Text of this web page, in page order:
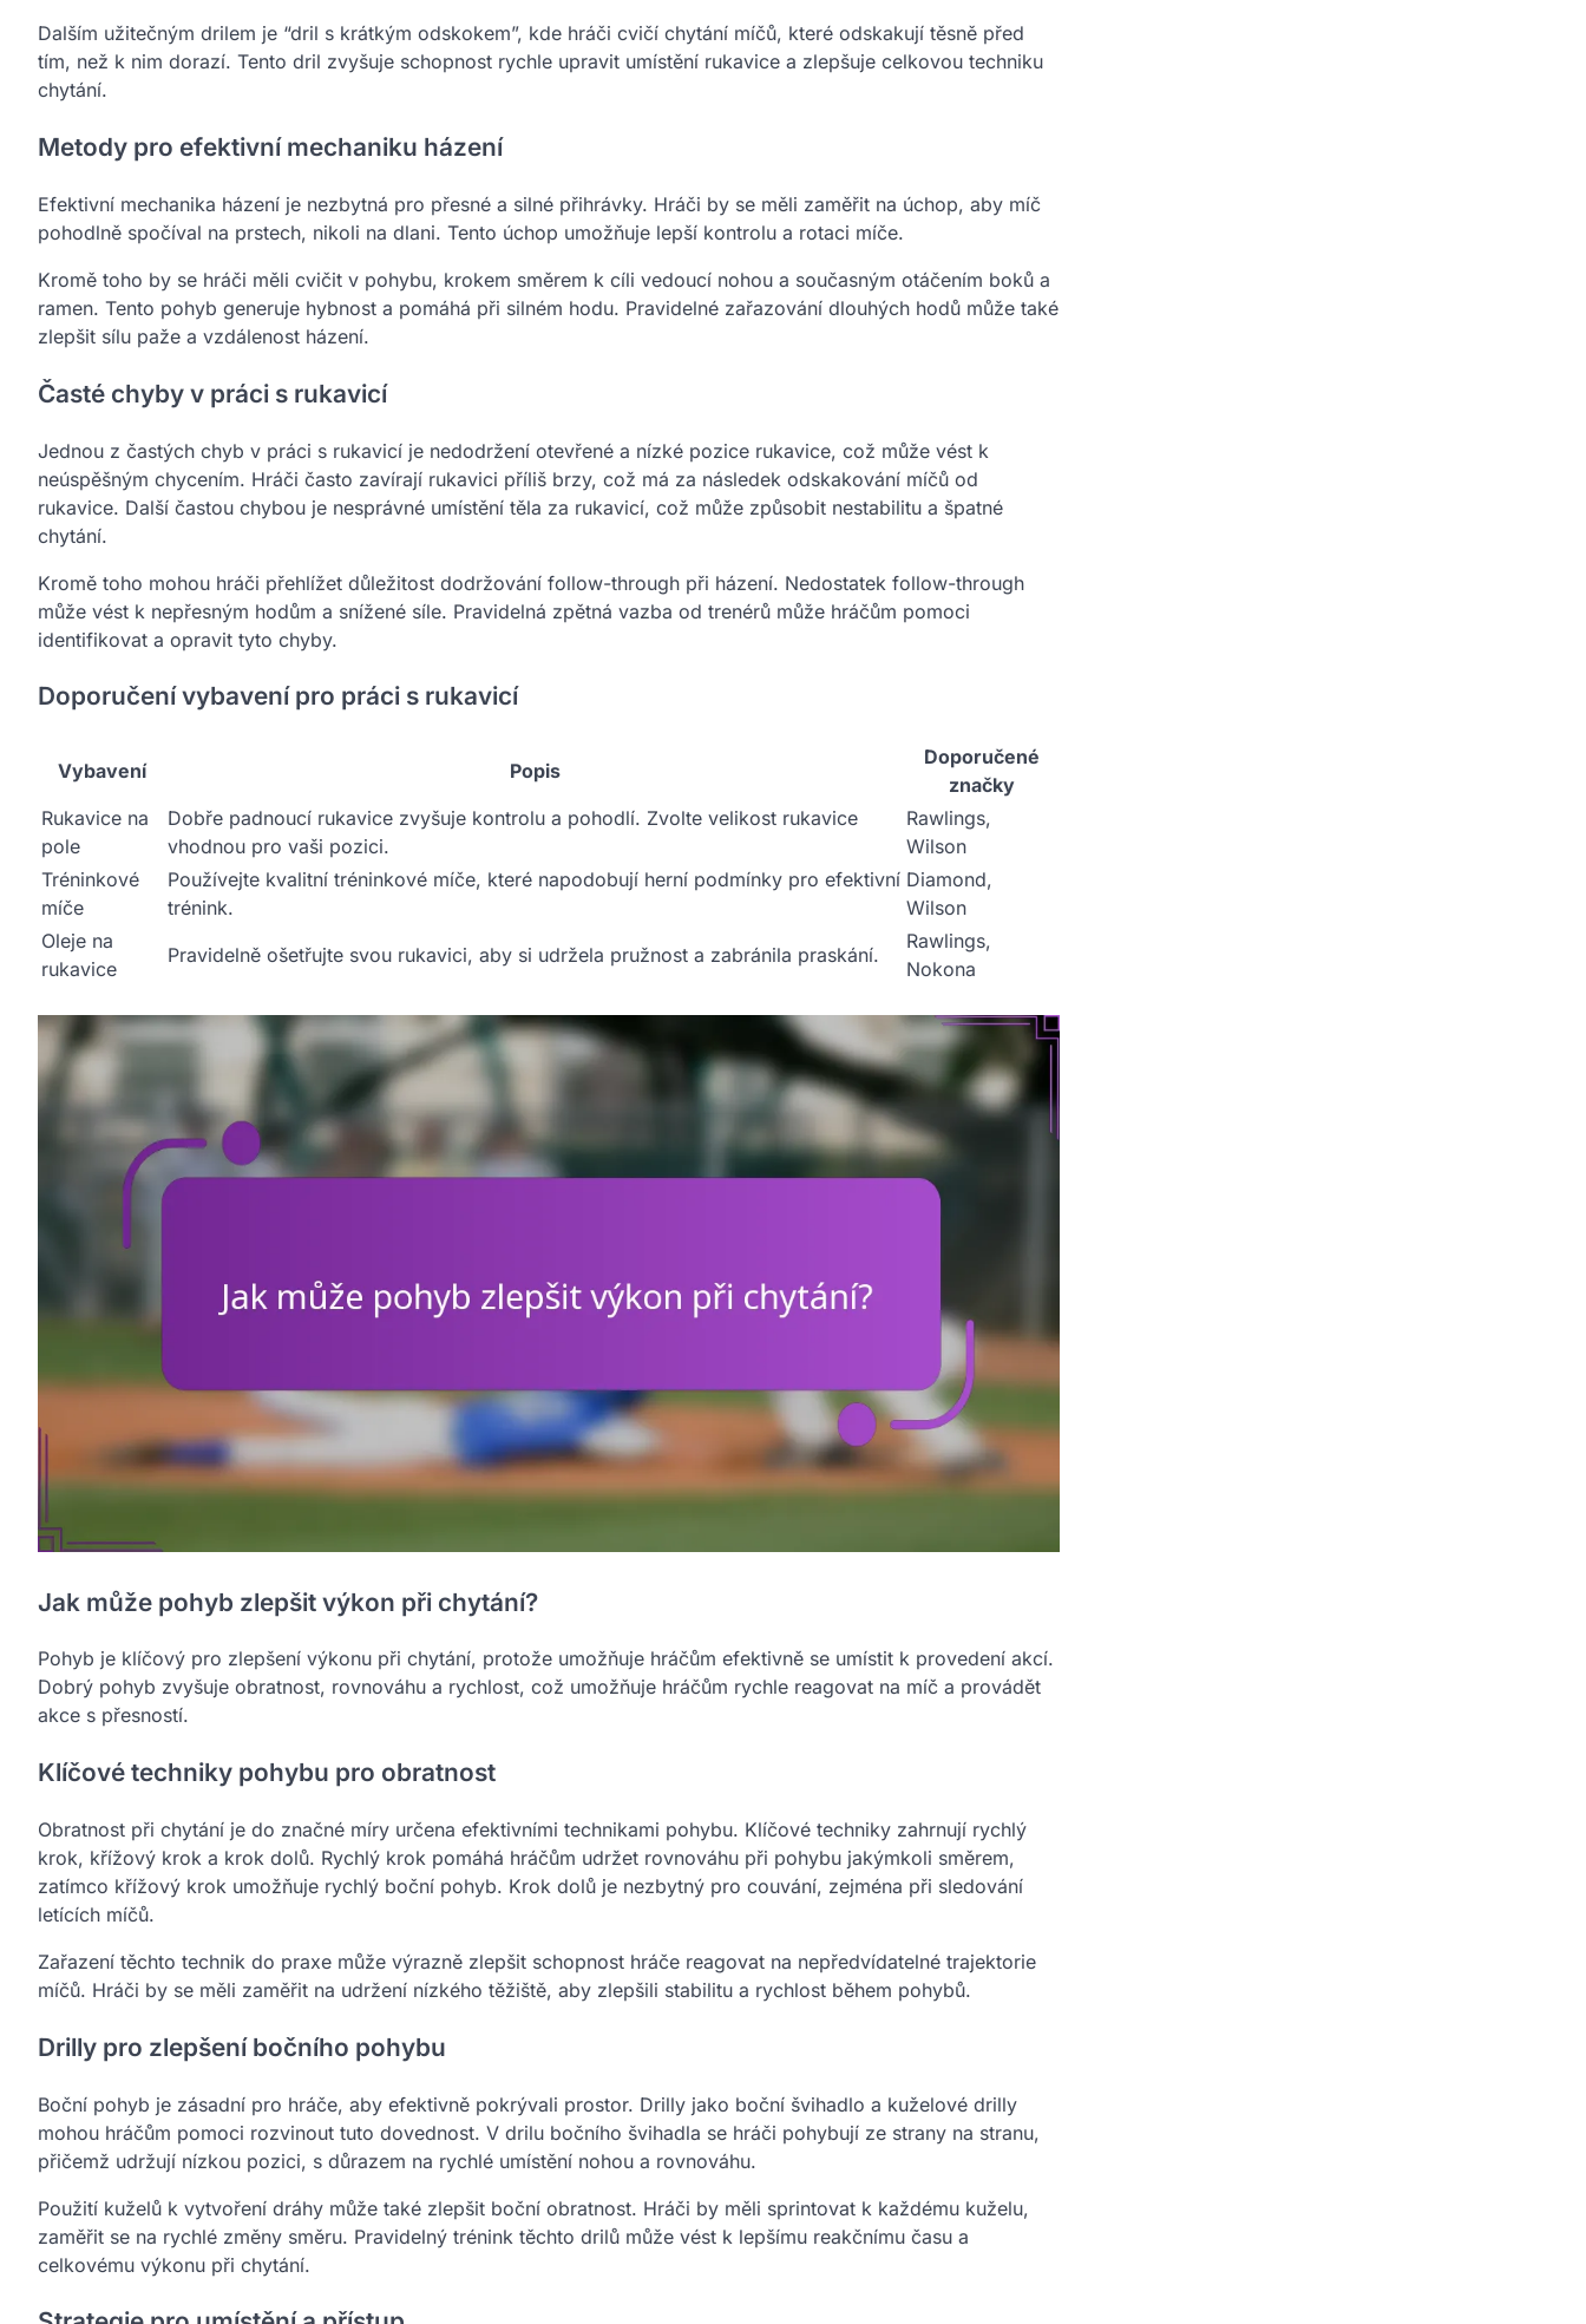
Dalším užitečným drilem je “dril s krátkým odskokem”, kde hráči cvičí chytání míčů, které odskakují těsně před
tím, než k nim dorazí. Tento dril zvyšuje schopnost rychle upravit umístění rukavice a zlepšuje celkovou techniku
chytání.
Metody pro efektivní mechaniku házení
Efektivní mechanika házení je nezbytná pro přesné a silné přihrávky. Hráči by se měli zaměřit na úchop, aby míč
pohodlně spočíval na prstech, nikoli na dlani. Tento úchop umožňuje lepší kontrolu a rotaci míče.
Kromě toho by se hráči měli cvičit v pohybu, krokem směrem k cíli vedoucí nohou a současným otáčením boků a
ramen. Tento pohyb generuje hybnost a pomáhá při silném hodu. Pravidelné zařazování dlouhých hodů může také
zlepšit sílu paže a vzdálenost házení.
Časté chyby v práci s rukavicí
Jednou z častých chyb v práci s rukavicí je nedodržení otevřené a nízké pozice rukavice, což může vést k
neúspěšným chycením. Hráči často zavírají rukavici příliš brzy, což má za následek odskakování míčů od
rukavice. Další častou chybou je nesprávné umístění těla za rukavicí, což může způsobit nestabilitu a špatné
chytání.
Kromě toho mohou hráči přehlížet důležitost dodržování follow-through při házení. Nedostatek follow-through
může vést k nepřesným hodům a snížené síle. Pravidelná zpětná vazba od trenérů může hráčům pomoci
identifikovat a opravit tyto chyby.
Doporučení vybavení pro práci s rukavicí
Vybavení Popis
Doporučené
značky
Rukavice na
pole
Dobře padnoucí rukavice zvyšuje kontrolu a pohodlí. Zvolte velikost rukavice
vhodnou pro vaši pozici.
Rawlings,
Wilson
Tréninkové
míče
Používejte kvalitní tréninkové míče, které napodobují herní podmínky pro efektivní
trénink.
Diamond,
Wilson
Oleje na
rukavice
Pravidelně ošetřujte svou rukavici, aby si udržela pružnost a zabránila praskání.
Rawlings,
Nokona
Jak může pohyb zlepšit výkon při chytání?
Pohyb je klíčový pro zlepšení výkonu při chytání, protože umožňuje hráčům efektivně se umístit k provedení akcí.
Dobrý pohyb zvyšuje obratnost, rovnováhu a rychlost, což umožňuje hráčům rychle reagovat na míč a provádět
akce s přesností.
Klíčové techniky pohybu pro obratnost
Obratnost při chytání je do značné míry určena efektivními technikami pohybu. Klíčové techniky zahrnují rychlý
krok, křížový krok a krok dolů. Rychlý krok pomáhá hráčům udržet rovnováhu při pohybu jakýmkoli směrem,
zatímco křížový krok umožňuje rychlý boční pohyb. Krok dolů je nezbytný pro couvání, zejména při sledování
letících míčů.
Zařazení těchto technik do praxe může výrazně zlepšit schopnost hráče reagovat na nepředvídatelné trajektorie
míčů. Hráči by se měli zaměřit na udržení nízkého těžiště, aby zlepšili stabilitu a rychlost během pohybů.
Drilly pro zlepšení bočního pohybu
Boční pohyb je zásadní pro hráče, aby efektivně pokrývali prostor. Drilly jako boční švihadlo a kuželové drilly
mohou hráčům pomoci rozvinout tuto dovednost. V drilu bočního švihadla se hráči pohybují ze strany na stranu,
přičemž udržují nízkou pozici, s důrazem na rychlé umístění nohou a rovnováhu.
Použití kuželů k vytvoření dráhy může také zlepšit boční obratnost. Hráči by měli sprintovat k každému kuželu,
zaměřit se na rychlé změny směru. Pravidelný trénink těchto drilů může vést k lepšímu reakčnímu času a
celkovému výkonu při chytání.